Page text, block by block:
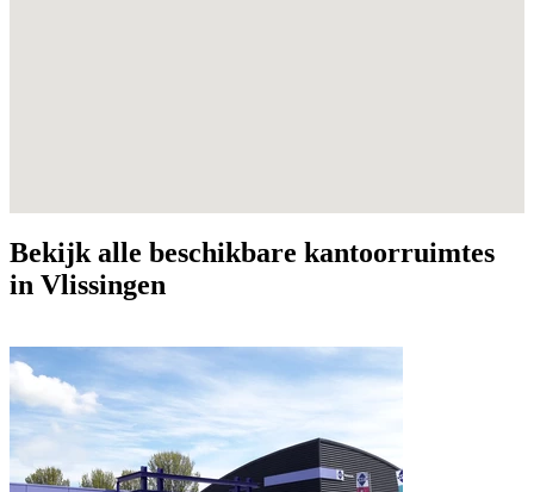
Bekijk alle beschikbare kantoorruimtes
in Vlissingen